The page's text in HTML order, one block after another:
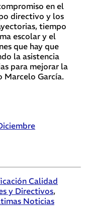
en el
directivo y los
tiempo
escolar y el
que hay que
la asistencia
para mejorar la
Marcelo García.
Calidad
y Directivos,
Noticias